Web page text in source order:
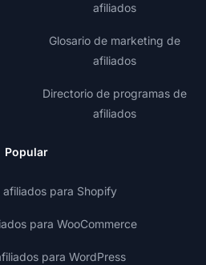
afiliados
Glosario de marketing de
afiliados
Directorio de programas de
afiliados
Popular
para Shopify
para WooCommerce
para WordPress